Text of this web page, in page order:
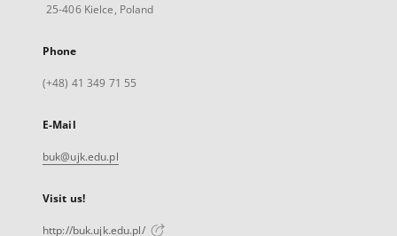
25-406 Kielce, Poland
Phone
(+48) 41 349 71 55
E-Mail
buk@ujk.edu.pl
Visit us!
http://buk.ujk.edu.pl/